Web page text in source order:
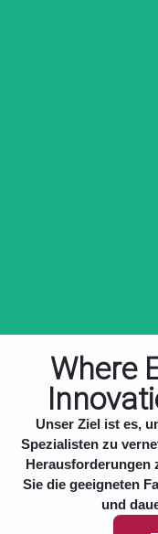
Where
Unser Ziel ist es,
Spezialisten zu
Herausforderungen
Sie die geeigneten
und